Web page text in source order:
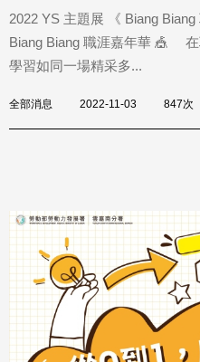
2022 YS 主題展 《 Biang
Biang Biang 職涯嘉年華 🎪
學習如同一場精采多...
全部消息 2022-11-03 847次